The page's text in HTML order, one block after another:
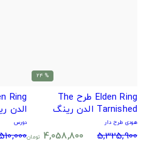
% 24
Elden Ring طرح The
Tarnished الدن رینگ
هودی طرح دار
5,325,900
4,058,800 تومان
الدن
دورس